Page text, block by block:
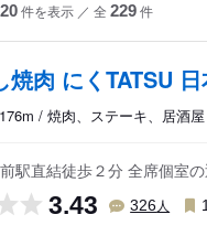
20件を表示 ／ 全 229件
焼肉 にくTATSU
/ 焼肉、ステーキ、居酒屋
駅直結徒歩２分 全席個室
3.43 326人